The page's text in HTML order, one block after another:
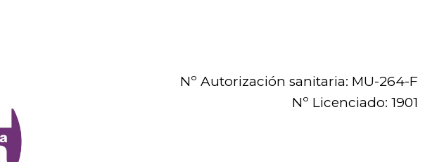
Nº Autorización sanitaria: MU-264-F
Nº Licenciado: 1901